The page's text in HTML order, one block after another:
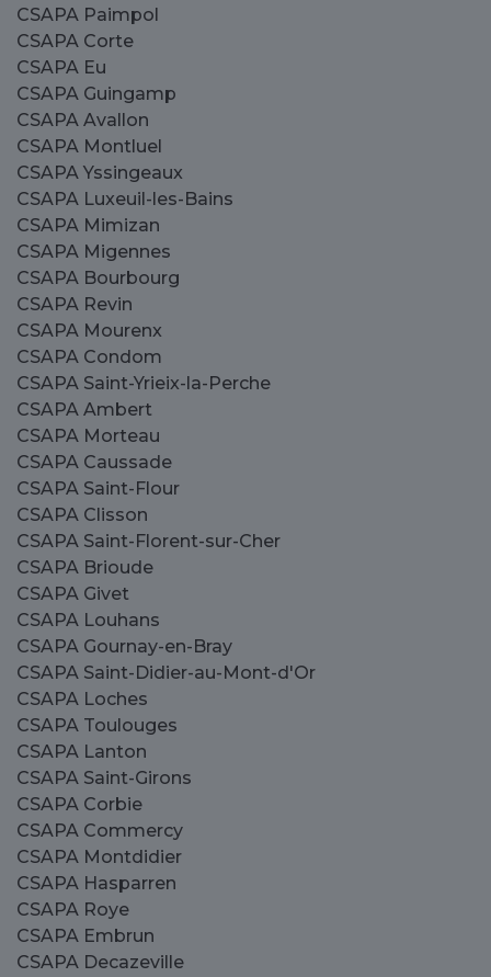
CSAPA Paimpol
CSAPA Corte
CSAPA Eu
CSAPA Guingamp
CSAPA Avallon
CSAPA Montluel
CSAPA Yssingeaux
CSAPA Luxeuil-les-Bains
CSAPA Mimizan
CSAPA Migennes
CSAPA Bourbourg
CSAPA Revin
CSAPA Mourenx
CSAPA Condom
CSAPA Saint-Yrieix-la-Perche
CSAPA Ambert
CSAPA Morteau
CSAPA Caussade
CSAPA Saint-Flour
CSAPA Clisson
CSAPA Saint-Florent-sur-Cher
CSAPA Brioude
CSAPA Givet
CSAPA Louhans
CSAPA Gournay-en-Bray
CSAPA Saint-Didier-au-Mont-d'Or
CSAPA Loches
CSAPA Toulouges
CSAPA Lanton
CSAPA Saint-Girons
CSAPA Corbie
CSAPA Commercy
CSAPA Montdidier
CSAPA Hasparren
CSAPA Roye
CSAPA Embrun
CSAPA Decazeville